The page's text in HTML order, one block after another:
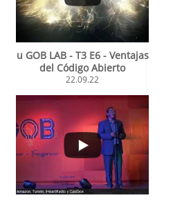
u GOB LAB - T3 E6 - Ventajas
del Código Abierto
22.09.22